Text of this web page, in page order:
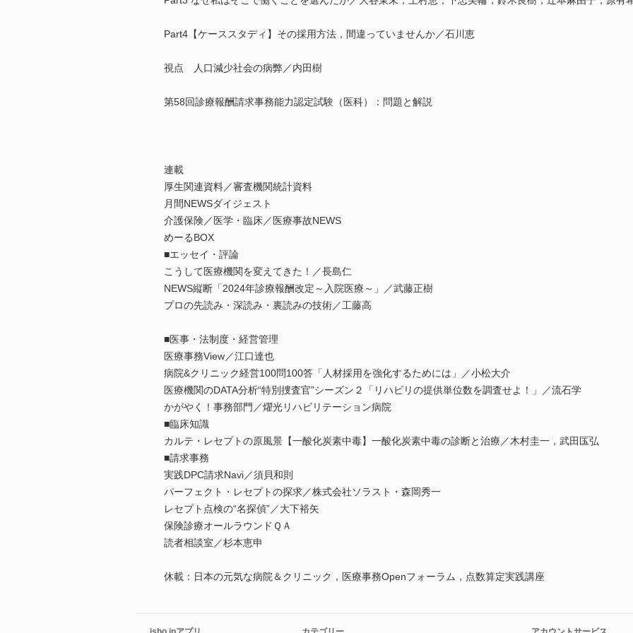
Part4【ケーススタディ】その採用方法，間違っていませんか／石川恵
視点 人口減少社会の病弊／内田樹
第58回診療報酬請求事務能力認定試験（医科）：問題と解説
連載
厚生関連資料／審査機関統計資料
月間NEWSダイジェスト
介護保険／医学・臨床／医療事故NEWS
めーるBOX
■エッセイ・評論
こうして医療機関を変えてきた！／長島仁
NEWS縦断「2024年診療報酬改定～入院医療～」／武藤正樹
プロの先読み・深読み・裏読みの技術／工藤高
■医事・法制度・経営管理
医療事務View／江口達也
病院&クリニック経営100問100答「人材採用を強化するためには」／小松大介
医療機関のDATA分析“特別捜査官”シーズン２「リハビリの提供単位数を調査せよ！」／流石学
かがやく！事務部門／燿光リハビリテーション病院
■臨床知識
カルテ・レセプトの原風景【一酸化炭素中毒】一酸化炭素中毒の診断と治療／木村圭一，武田匤弘
■請求事務
実践DPC請求Navi／須貝和則
パーフェクト・レセプトの探求／株式会社ソラスト・森岡秀一
レセプト点検の“名探偵”／大下裕矢
保険診療オールラウンドＱＡ
読者相談室／杉本恵申
休載：日本の元気な病院＆クリニック，医療事務Openフォーラム，点数算定実践講座